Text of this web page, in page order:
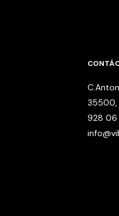
35500,
928 06